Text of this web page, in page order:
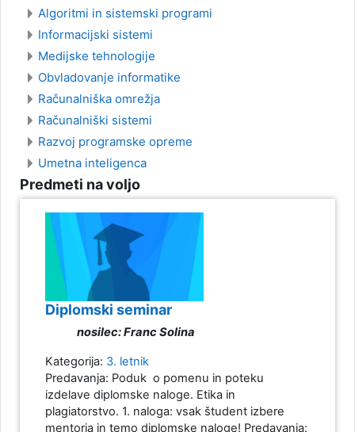
Algoritmi in sistemski programi
Informacijski sistemi
Medijske tehnologije
Obvladovanje informatike
Računalniška omrežja
Računalniški sistemi
Razvoj programske opreme
Umetna inteligenca
Predmeti na voljo
Diplomski seminar
nosilec: Franc Solina
Kategorija: 3. letnik
Predavanja: Poduk o pomenu in poteku
izdelave diplomske naloge. Etika in
plagiatorstvo. 1. naloga: vsak študent izbere
mentorja in temo diplomske naloge! Predavanja: